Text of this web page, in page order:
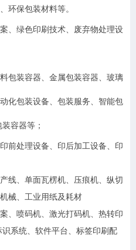
环保包装材料等。
、绿色印刷技术、废弃物处理设
包装容器、金属包装容器、玻璃
化包装设备、包装服务、智能包
容器等；
前处理设备、印后加工设备、印
线、单面瓦楞机、压痕机、纵切
械、工业用纸及耗材
、喷码机、激光打码机、热转印
系统、软件平台、标签印刷配